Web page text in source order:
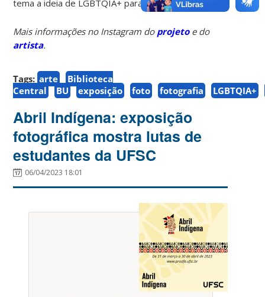
tema a ideia de LGBTQIA+ para além do tempo.
Mais informações no Instagram do projetoe do
artista.
Tags: arte
Biblioteca
Central
BU exposição foto fotografia LGBTQIA+
Abril Indígena: exposição
fotográfica mostra lutas de
estudantes da UFSC
06/04/2023 18:01